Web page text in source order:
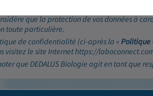
que la protection de vos données à
toute particulière.
de confidentialité (ci-après la « Politique
visitez le site Internet https://
que DEDALUS Biologie agit en tant que